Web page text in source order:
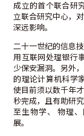
成立的首个联合研
立联合研究中心，
深远影响。
二十一世纪的信息
用互联网处理银行
少保安漏洞。另外
的理论计算机科学
使目前须以数千年
秒完成，且有助研
至生物学、 物理
展。